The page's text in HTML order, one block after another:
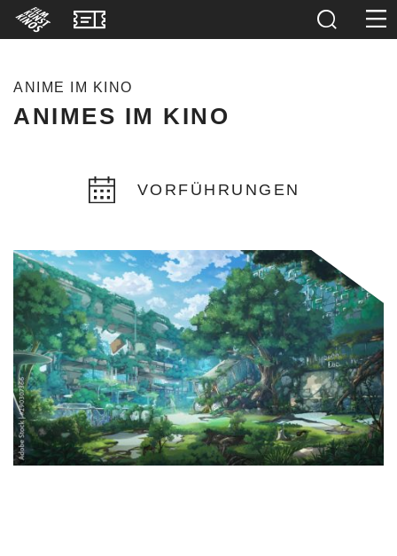
ANIME IM KINO
ANIMES IM KINO
VORFÜHRUNGEN